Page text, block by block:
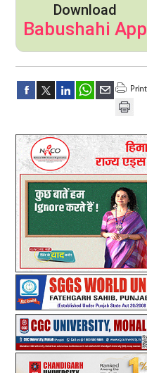
Download
Babushahi App